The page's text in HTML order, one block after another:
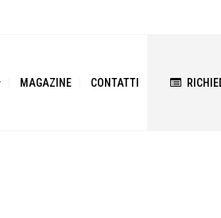
MAGAZINE CONTATTI